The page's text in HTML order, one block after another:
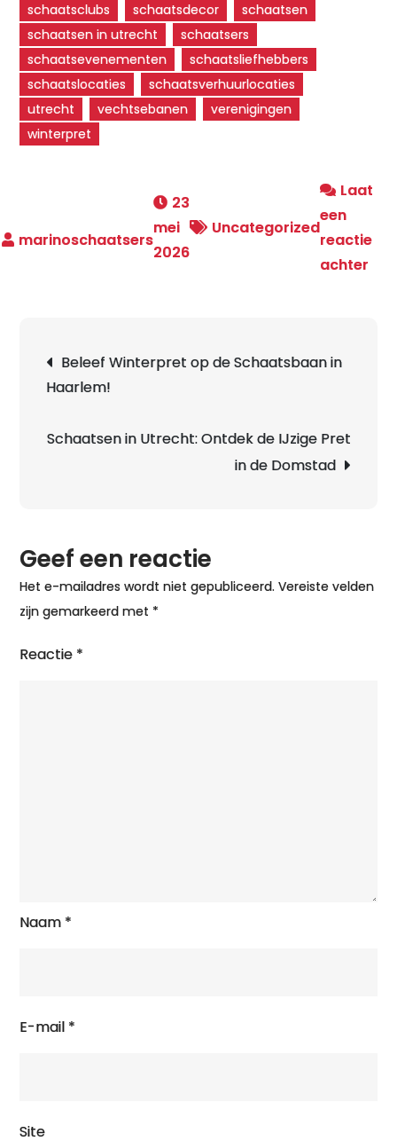
schaatsclubs
schaatsdecor
schaatsen
schaatsen in utrecht
schaatsers
schaatsevenementen
schaatsliefhebbers
schaatslocaties
schaatsverhuurlocaties
utrecht
vechtsebanen
verenigingen
winterpret
23
mei
2026
Uncategorized
Laat
een
reactie
achter
Beleef Winterpret op de Schaatsbaan in
Haarlem!
Schaatsen in Utrecht: Ontdek de IJzige Pret
in de Domstad
Geef een reactie
Het e-mailadres wordt niet gepubliceerd. Vereiste velden
zijn gemarkeerd met *
Reactie *
Naam *
E-mail *
Site